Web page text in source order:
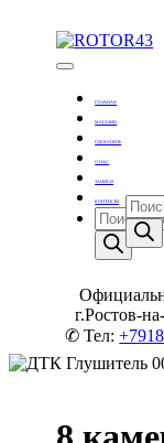
Тюнинг
ГЛАВНАЯ
МАГАЗИН
ГДЕ КУПИТЬ
О НАС
ЗАПИСИ
КОНТАКТЫ
Поиск
товаров
г.Ростов-
✆ Тел: